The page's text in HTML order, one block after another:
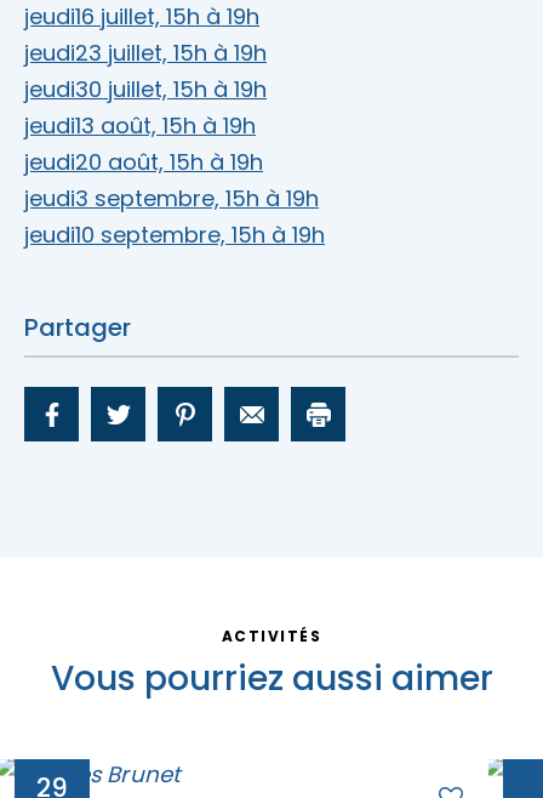
jeudi16 juillet, 15h à 19h
jeudi23 juillet, 15h à 19h
jeudi30 juillet, 15h à 19h
jeudi13 août, 15h à 19h
jeudi20 août, 15h à 19h
jeudi3 septembre, 15h à 19h
jeudi10 septembre, 15h à 19h
Partager
ACTIVITÉS
Vous pourriez aussi aimer
29